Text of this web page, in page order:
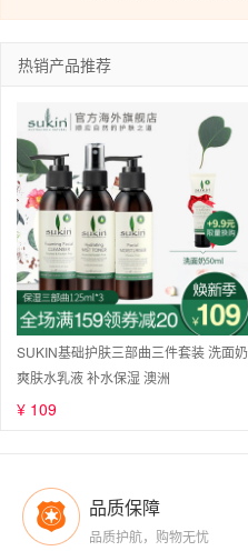
热销产品推荐
SUKIN基础护肤三部曲三件套装 洗面奶
爽肤水乳液 补水保湿 澳洲
¥ 109
品质保障
品质护航，购物无忧